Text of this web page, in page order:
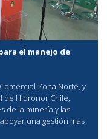
el manejo de
Zona Norte, y
de Hidronor Chile,
de la minería y las
una gestión más